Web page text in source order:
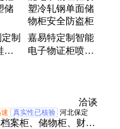
制
柜
嘉易特定制智能
电子物证柜喷塑
洽谈
真实性已核验 河北保定
案柜、储物柜、财务